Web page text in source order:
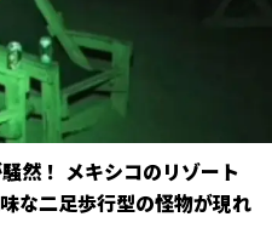
然！ メキシコのリゾート
な二足歩行型の怪物が現れ